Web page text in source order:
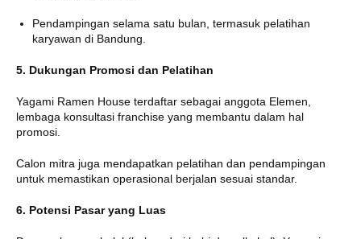
Pendampingan selama satu bulan, termasuk pelatihan
karyawan di Bandung.
5. Dukungan Promosi dan Pelatihan
Yagami Ramen House terdaftar sebagai anggota Elemen,
lembaga konsultasi franchise yang membantu dalam hal
promosi.
Calon mitra juga mendapatkan pelatihan dan pendampingan
untuk memastikan operasional berjalan sesuai standar.
6. Potensi Pasar yang Luas